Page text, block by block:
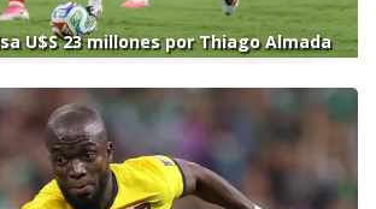
U$S 23 millones por Thiago Almada